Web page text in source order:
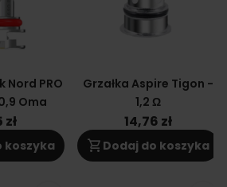
Nord PRO
Oma
zł
koszyka
Grzałka Aspire Tigon -
1,2 Ω
14,76 zł
shopping_cart Dodaj do koszyka